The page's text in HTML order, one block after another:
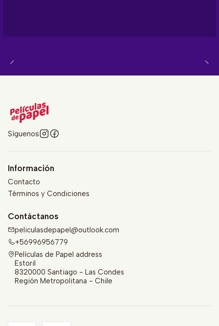
Síguenos
Información
Contacto
Términos y Condiciones
Contáctanos
peliculasdepapel@outlook.com
+56996956779
Películas de Papel address
Estoril
8320000 Santiago - Las Condes
Región Metropolitana - Chile